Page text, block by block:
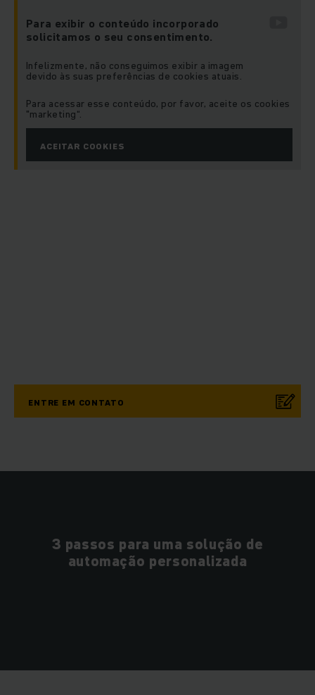
Para exibir o conteúdo incorporado
solicitamos o seu consentimento.
Infelizmente, não conseguimos exibir a imagem
devido às suas preferências de cookies atuais.
Para acessar esse conteúdo, por favor, aceite os cookies
"marketing“.
ACEITAR COOKIES
ENTRE EM CONTATO
3 passos para uma solução de
automação personalizada